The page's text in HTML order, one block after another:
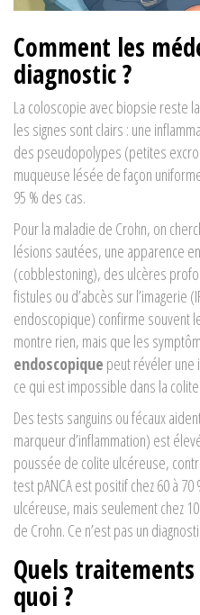
Comment les
diagnostic ?
La coloscopie avec biopsie reste
les signes sont clairs : une
des pseudopolypes (petites
muqueuse lésée de façon
95 % des cas.
Pour la maladie de Crohn, on
lésions sautées, une apparence
(cobblestoning), des ulcères
fistules ou d’abcès sur l’imagerie
endoscopique) confirme souvent
montre rien, mais que les
endoscopique peut révéler une
ce qui est impossible dans la
Des tests sanguins ou fécaux
marqueur d’inflammation) est
poussée de colite ulcéreuse,
test pANCA est positif chez 60 à
ulcéreuse, mais seulement chez
de Crohn. Ce n’est pas un
Quels
quoi ?